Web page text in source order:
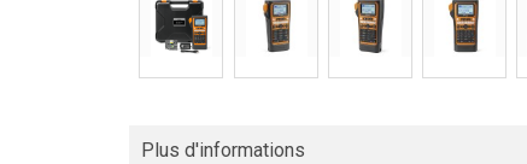
Plus d'informations